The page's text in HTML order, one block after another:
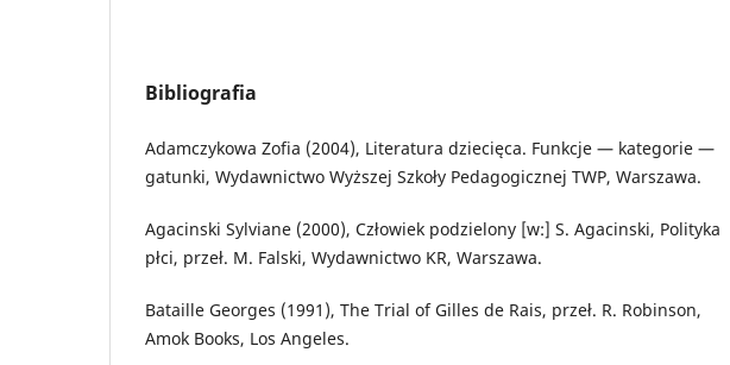
Bibliografia
Adamczykowa Zofia (2004), Literatura dziecięca. Funkcje — kategorie —
gatunki, Wydawnictwo Wyższej Szkoły Pedagogicznej TWP, Warszawa.
Agacinski Sylviane (2000), Człowiek podzielony [w:] S. Agacinski, Polityka
płci, przeł. M. Falski, Wydawnictwo KR, Warszawa.
Bataille Georges (1991), The Trial of Gilles de Rais, przeł. R. Robinson,
Amok Books, Los Angeles.